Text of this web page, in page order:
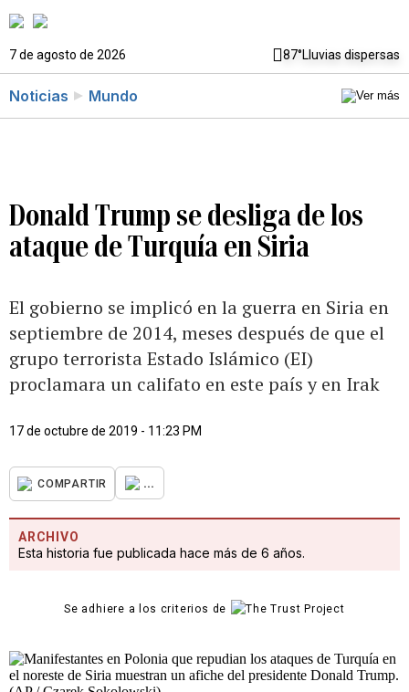
7 de agosto de 2026 87°Lluvias dispersas
Noticias Mundo
Donald Trump se desliga de los
ataque de Turquía en Siria
El gobierno se implicó en la guerra en Siria en
septiembre de 2014, meses después de que el
grupo terrorista Estado Islámico (EI)
proclamara un califato en este país y en Irak
17 de octubre de 2019 - 11:23 PM
COMPARTIR ...
ARCHIVO
Esta historia fue publicada hace más de 6 años.
Se adhiere a los criterios de